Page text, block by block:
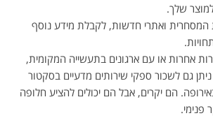
שלך.
המסחרית ואתרי חדשות, לקבלת מידע נוסף
אחרות או עם ארגונים בתעשייה המקומית,
ניתן גם לשכור ספקי שירותים מדעיים בסקטור
הם יקרים, אבל הם יכולים להציע חלופה
פנימי.